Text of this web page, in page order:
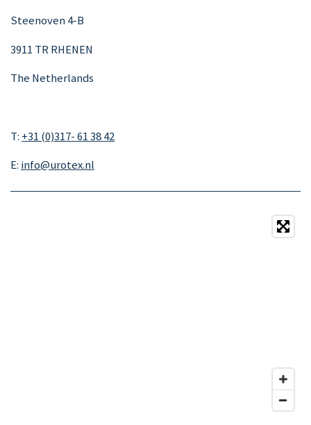
Steenoven 4-B
3911 TR RHENEN
The Netherlands
T: +31 (0)317- 61 38 42
E: info@urotex.nl